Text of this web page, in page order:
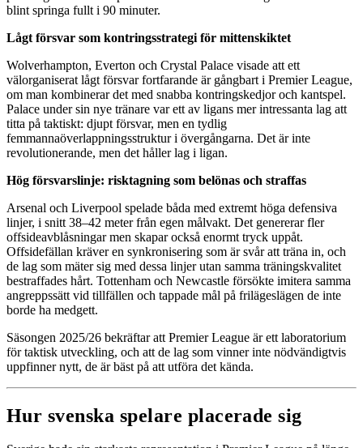
blint springa fullt i 90 minuter.
Lågt försvar som kontringsstrategi för mittenskiktet
Wolverhampton, Everton och Crystal Palace visade att ett
välorganiserat lågt försvar fortfarande är gångbart i Premier League,
om man kombinerar det med snabba kontringskedjor och kantspel.
Palace under sin nye tränare var ett av ligans mer intressanta lag att
titta på taktiskt: djupt försvar, men en tydlig
femmannaöverlappningsstruktur i övergångarna. Det är inte
revolutionerande, men det håller lag i ligan.
Hög försvarslinje: risktagning som belönas och straffas
Arsenal och Liverpool spelade båda med extremt höga defensiva
linjer, i snitt 38–42 meter från egen målvakt. Det genererar fler
offsideavblåsningar men skapar också enormt tryck uppåt.
Offsidefällan kräver en synkronisering som är svår att träna in, och
de lag som mäter sig med dessa linjer utan samma träningskvalitet
bestraffades hårt. Tottenham och Newcastle försökte imitera samma
angreppssätt vid tillfällen och tappade mål på frilägeslägen de inte
borde ha medgett.
Säsongen 2025/26 bekräftar att Premier League är ett laboratorium
för taktisk utveckling, och att de lag som vinner inte nödvändigtvis
uppfinner nytt, de är bäst på att utföra det kända.
Hur svenska spelare placerade sig